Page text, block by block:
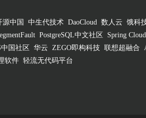
源中国 中生代技术 DaoCloud 数人云 饿科
PostgreSQL中文社区 Spring
国社区 华云 ZEGO即构科技 联想超融合
软件 轻流无代码平台